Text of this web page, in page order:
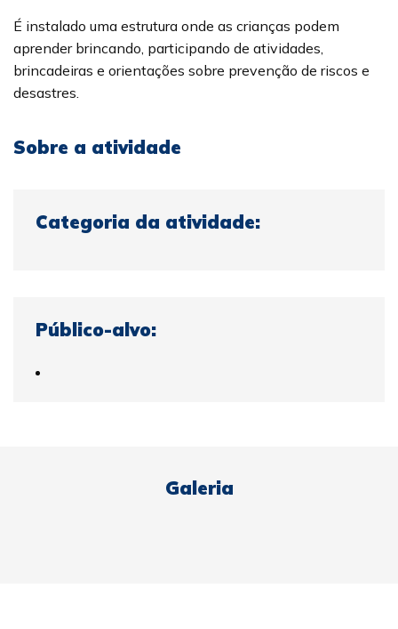
É instalado uma estrutura onde as crianças podem
aprender brincando, participando de atividades,
brincadeiras e orientações sobre prevenção de riscos e
desastres.
Sobre a atividade
Categoria da atividade:
Público-alvo:
Galeria